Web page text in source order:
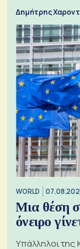
Δημήτρης
WORLD
Μια θέση
όνειρο
Υπάλληλοι της